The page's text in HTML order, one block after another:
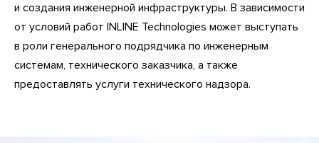
и создания инженерной инфраструктуры. В зависимости
от условий работ INLINE Technologies может выступать
в роли генерального подрядчика по инженерным
системам, технического заказчика, а также
предоставлять услуги технического надзора.